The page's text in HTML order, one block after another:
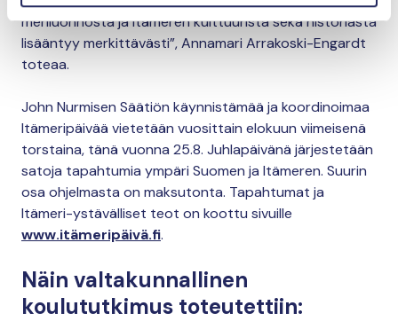
meriluonnosta ja Itämeren kulttuurista sekä historiasta
lisääntyy merkittävästi”, Annamari Arrakoski-Engardt
toteaa.
John Nurmisen Säätiön käynnistämää ja koordinoimaa
Itämeripäivää vietetään vuosittain elokuun viimeisenä
torstaina, tänä vuonna 25.8. Juhlapäivänä järjestetään
satoja tapahtumia ympäri Suomen ja Itämeren. Suurin
osa ohjelmasta on maksutonta. Tapahtumat ja
Itämeri-ystävälliset teot on koottu sivuille
www.itämeripäivä.fi.
Näin valtakunnallinen
koulututkimus toteutettiin: